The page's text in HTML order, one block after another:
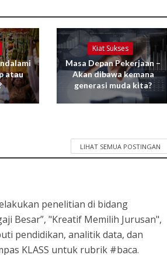
atau
Kiat Sukses
Masa Depan Pekerjaan –
Akan dibawa kemana
generasi muda kita?
LIHAT SEMUA POSTINGAN
penelitian di bidang
Besar”, "Kreatif Memilih Jurusan",
pendidikan, analitik data, dan
KLASS untuk rubrik #baca.